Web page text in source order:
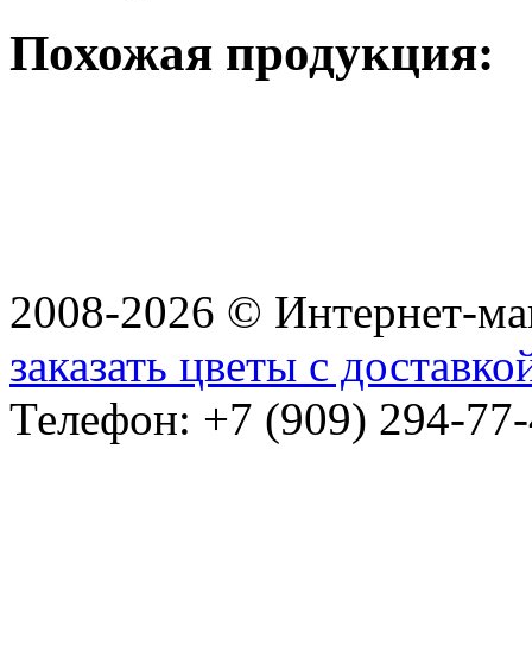
Похожая продукция:
2008-2026 © Интернет-
заказать цветы с
Телефон: +7 (909) 294-